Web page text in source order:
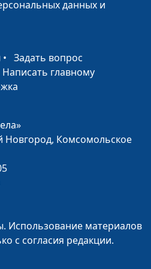
жизни и
немедикаментозному
оздоровлению
специалист по
модификации образа
специалист по
модификации образа
данных и
• Задать вопрос
Написать главному
Новгород, Комсомольское
Использование материалов
с согласия редакции.